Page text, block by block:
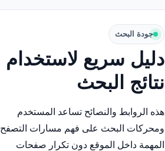
جودة البحث
دليل سريع لاستخدام
نتائج البحث
هذه الروابط والنصائح تساعد المستخدم
ومحركات البحث على فهم مسارات التصفح
المهمة داخل الموقع دون تكرار صفحات